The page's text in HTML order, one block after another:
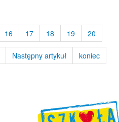
16 17 18 19 20
Następny artykuł koniec